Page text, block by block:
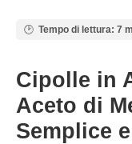
Tempo di lettura: 7
Cipolle in
Aceto di
Semplice